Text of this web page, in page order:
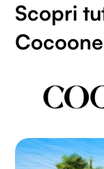
Scopri